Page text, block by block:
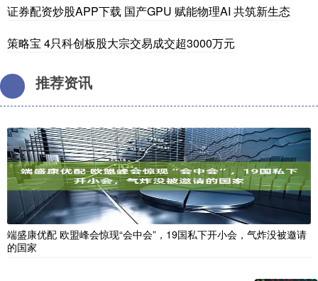
证券配资炒股APP下载 国产GPU 赋能物理AI 共筑新生态
策略宝 4只科创板股大宗交易成交超3000万元
推荐资讯
端盛康优配 欧盟峰会惊现“会中会”，19国私下开小会，气炸没被邀请
的国家